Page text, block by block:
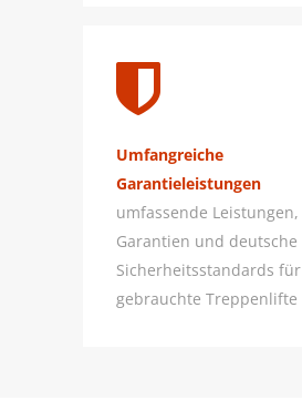
Umfangreiche
Garantieleistungen
umfassende Leistungen,
Garantien und deutsche
Sicherheitsstandards für
gebrauchte Treppenlifte